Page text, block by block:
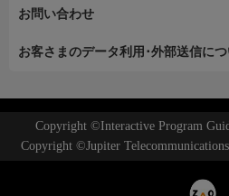
お問い合わせ
お客さまのデータ利用･外部送信につ
Copyright ©Interactive Program
Copyright ©Jupiter